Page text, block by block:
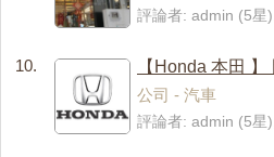
評論者: admin (5
10.
【Honda 本田
公司 - 汽車
評論者: admin (5